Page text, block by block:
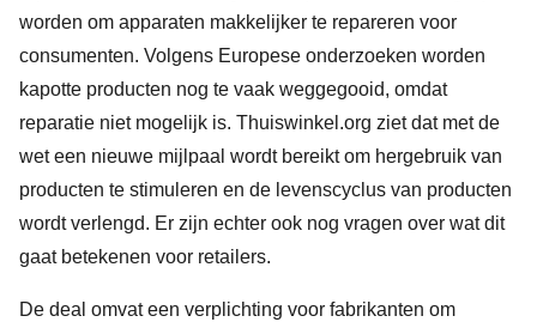
worden om apparaten makkelijker te repareren voor
consumenten. Volgens Europese onderzoeken worden
kapotte producten nog te vaak weggegooid, omdat
reparatie niet mogelijk is. Thuiswinkel.org ziet dat met de
wet een nieuwe mijlpaal wordt bereikt om hergebruik van
producten te stimuleren en de levenscyclus van producten
wordt verlengd. Er zijn echter ook nog vragen over wat dit
gaat betekenen voor retailers.
De deal omvat een verplichting voor fabrikanten om